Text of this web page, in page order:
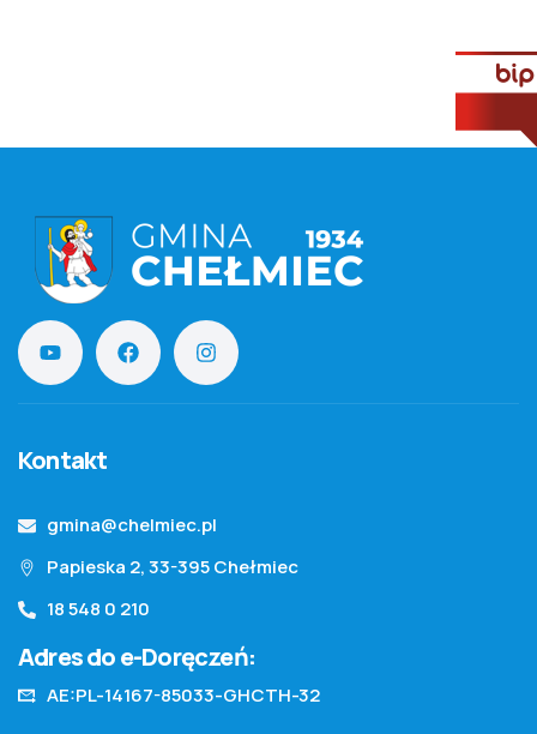
Kontakt
gmina@chelmiec.pl
Papieska 2, 33-395 Chełmiec
18 548 0 210
Adres do e-Doręczeń:
AE:PL-14167-85033-GHCTH-32